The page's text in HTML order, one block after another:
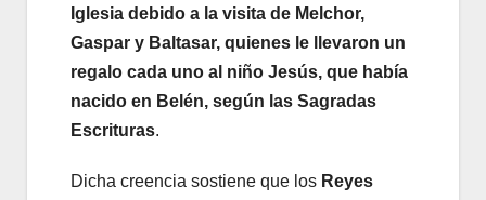
Iglesia debido a la visita de Melchor,
Gaspar y Baltasar, quienes le llevaron un
regalo cada uno al niño Jesús, que había
nacido en Belén, según las Sagradas
Escrituras.
Dicha creencia sostiene que los Reyes